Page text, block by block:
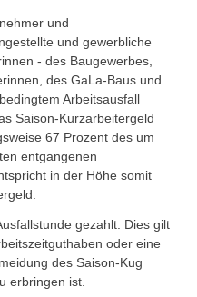
und
und gewerbliche
- des Baugewerbes,
des GaLa-Baus und
Arbeitsausfall
Saison-Kurzarbeitergeld
67 Prozent des um
entgangenen
in der Höhe somit
gezahlt. Dies gilt
oder eine
des Saison-Kug
erbringen ist.